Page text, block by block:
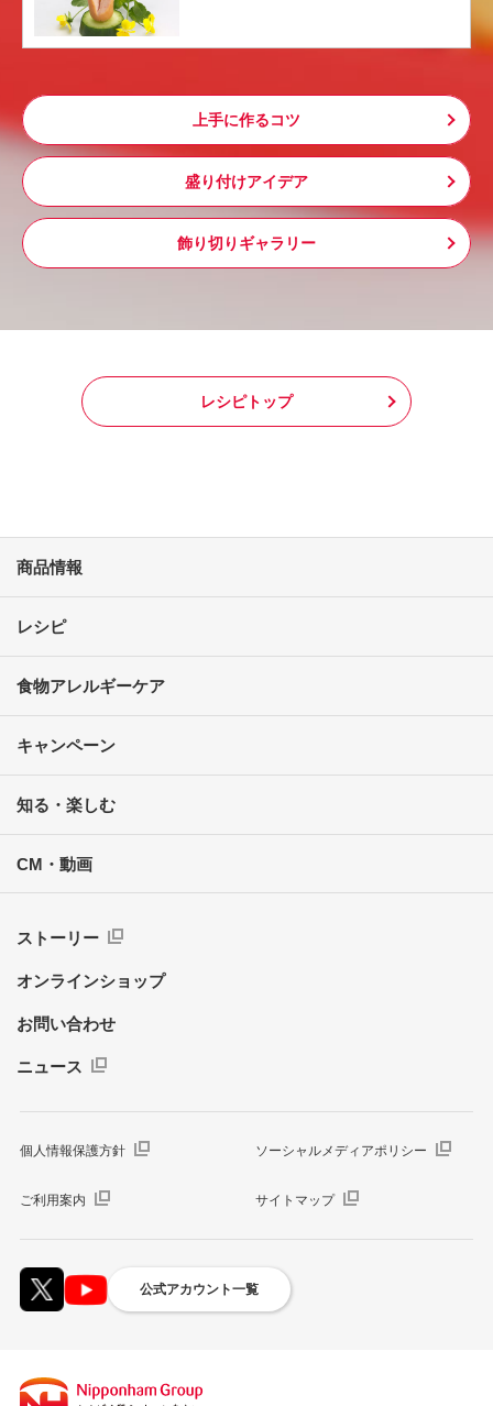
上手に作るコツ
盛り付けアイデア
飾り切りギャラリー
レシピトップ
商品情報
レシピ
食物アレルギーケア
キャンペーン
知る・楽しむ
CM・動画
ストーリー
オンラインショップ
お問い合わせ
ニュース
個人情報保護方針 ソーシャルメディアポリシー
ご利用案内 サイトマップ
公式アカウント一覧